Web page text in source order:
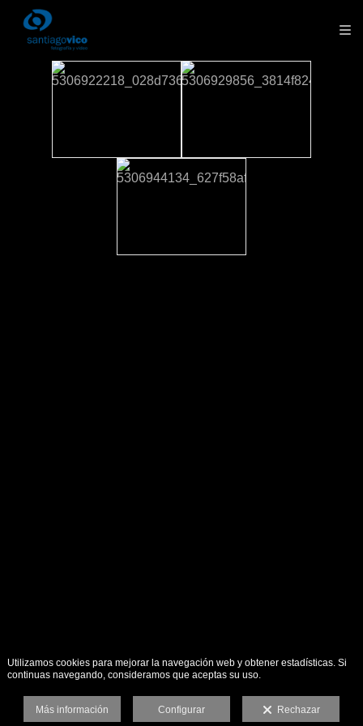
Utilizamos cookies para mejorar la navegación web y obtener estadísticas. Si
continuas navegando, consideramos que aceptas su uso.
Más información Configurar Rechazar